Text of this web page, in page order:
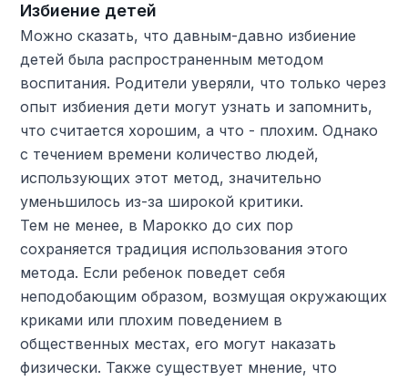
Избиение детей
Можно сказать, что давным-давно избиение
детей была распространенным методом
воспитания. Родители уверяли, что только через
опыт избиения дети могут узнать и запомнить,
что считается хорошим, а что - плохим. Однако
с течением времени количество людей,
использующих этот метод, значительно
уменьшилось из-за широкой критики.
Тем не менее, в Марокко до сих пор
сохраняется традиция использования этого
метода. Если ребенок поведет себя
неподобающим образом, возмущая окружающих
криками или плохим поведением в
общественных местах, его могут наказать
физически. Также существует мнение, что